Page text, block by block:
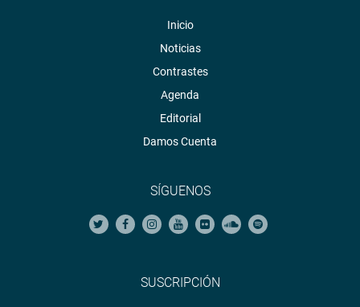
Inicio
Noticias
Contrastes
Agenda
Editorial
Damos Cuenta
SÍGUENOS
SUSCRIPCIÓN